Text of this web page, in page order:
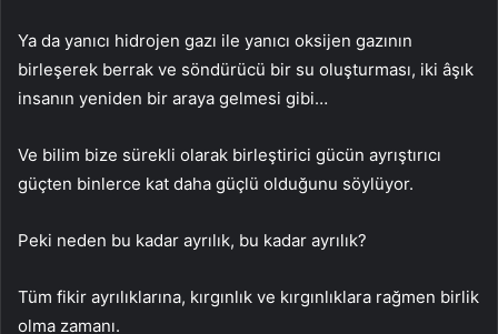
Ya da yanıcı hidrojen gazı ile yanıcı oksijen gazının
birleşerek berrak ve söndürücü bir su oluşturması, iki âşık
insanın yeniden bir araya gelmesi gibi…
Ve bilim bize sürekli olarak birleştirici gücün ayrıştırıcı
güçten binlerce kat daha güçlü olduğunu söylüyor.
Peki neden bu kadar ayrılık, bu kadar ayrılık?
Tüm fikir ayrılıklarına, kırgınlık ve kırgınlıklara rağmen birlik
olma zamanı.